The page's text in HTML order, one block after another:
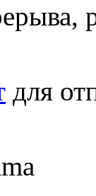
для